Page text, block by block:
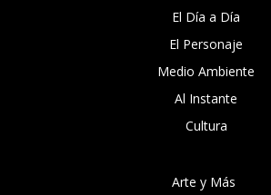
El Día a Día
El Personaje
Medio Ambiente
Al Instante
Cultura
Arte y Más